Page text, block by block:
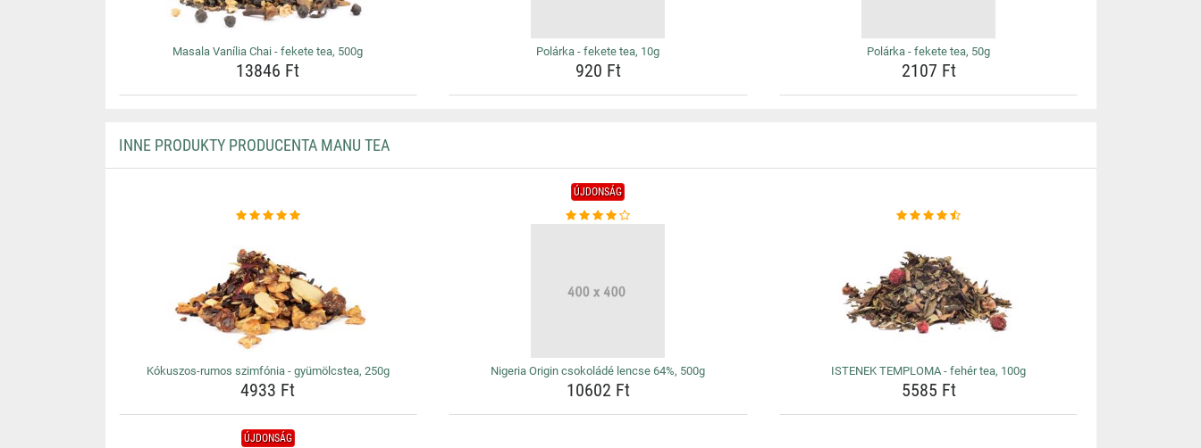
Masala Vanília Chai - fekete tea, 500g
13846 Ft
Polárka - fekete tea, 10g
920 Ft
Polárka - fekete tea, 50g
2107 Ft
INNE PRODUKTY PRODUCENTA MANU TEA
Kókuszos-rumos szimfónia - gyümölcstea, 250g
4933 Ft
ÚJDONSÁG
Nigeria Origin csokoládé lencse 64%, 500g
10602 Ft
ISTENEK TEMPLOMA - fehér tea, 100g
5585 Ft
ÚJDONSÁG